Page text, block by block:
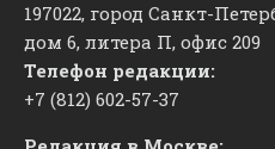
197022, город Санкт-
дом 6, литера П, офис 209
Телефон редакции:
+7 (812) 602-57-37